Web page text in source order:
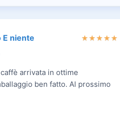
E niente ★★★★★
arrivata in ottime
ben fatto. Al prossimo